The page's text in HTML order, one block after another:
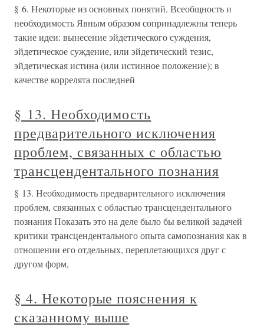
§ 6. Некоторые из основных понятий. Всеобщность и
необходимость Явным образом сопринадлежны теперь
такие идеи: вынесение эйдетического суждения,
эйдетическое суждение, или эйдетический тезис,
эйдетическая истина (или истинное положение); в
качестве коррелята последней
§ 13. Необходимость
предварительного исключения
проблем, связанных с областью
трансцендентального познания
§ 13. Необходимость предварительного исключения
проблем, связанных с областью трансцендентального
познания Показать это на деле было бы великой задачей
критики трансцендентального опыта самопознания как в
отношении его отдельных, переплетающихся друг с
другом форм,
§ 4. Некоторые пояснения к
сказанному выше